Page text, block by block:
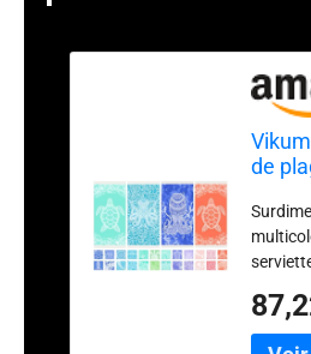
de
anti-
pour
offre